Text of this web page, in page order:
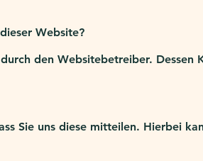
Website?
den Websitebetreiber. Dessen
Sie uns diese mitteilen. Hierbei